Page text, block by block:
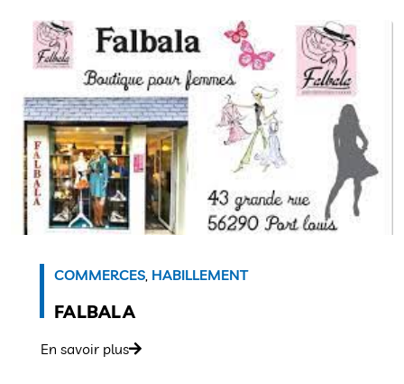
COMMERCES, HABILLEMENT
FALBALA
En savoir plus